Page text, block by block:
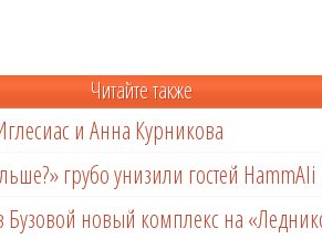
Читайте также
и Анна Курникова
грубо унизили гостей HammAli
Бузовой новый комплекс на